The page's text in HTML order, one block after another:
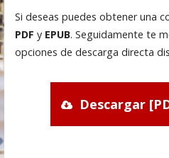
Si deseas puedes obtener una
PDF y EPUB. Seguidamente te
opciones de descarga directa
Descargar